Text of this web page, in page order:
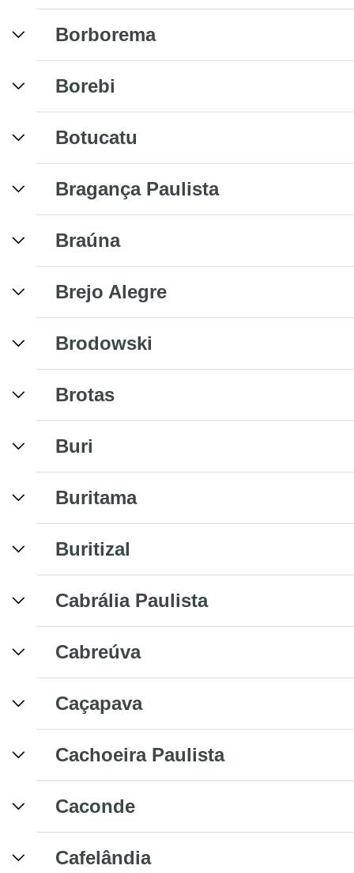
Borborema
Borebi
Botucatu
Bragança Paulista
Braúna
Brejo Alegre
Brodowski
Brotas
Buri
Buritama
Buritizal
Cabrália Paulista
Cabreúva
Caçapava
Cachoeira Paulista
Caconde
Cafelândia